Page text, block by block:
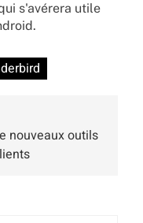
s'avérera utile
nouveaux outils